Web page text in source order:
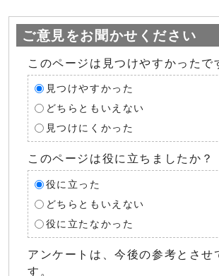
ご意見をお聞かせください
このページは見つけやすかったで
見つけやすかった
どちらともいえない
見つけにくかった
このページは役に立ちましたか？
役に立った
どちらともいえない
役に立たなかった
アンケートは、今後の参考とさせ
す。